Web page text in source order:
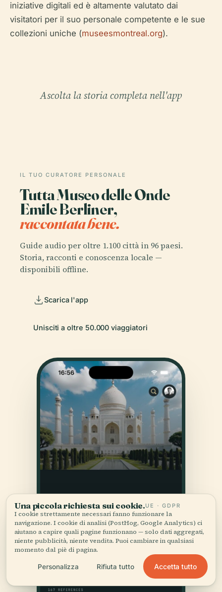
iniziative digitali ed è altamente valutato dai
visitatori per il suo personale competente e le sue
collezioni uniche (museesmontreal.org).
Ascolta la storia completa nell'app
IL TUO CURATORE PERSONALE
Tutta Museo delle Onde
Emile Berliner,
raccontata bene.
Guide audio per oltre 1.100 città in 96 paesi.
Storia, racconti e conoscenza locale —
disponibili offline.
Scarica l'app
Unisciti a oltre 50.000 viaggiatori
Una piccola richiesta sui cookie.UE · GDPR
I cookie strettamente necessari fanno funzionare la
navigazione. I cookie di analisi (PostHog, Google Analytics) ci
aiutano a capire quali pagine funzionano — solo dati aggregati,
niente pubblicità, niente vendita. Puoi cambiare in qualsiasi
momento dal piè di pagina.
Personalizza Rifiuta tutto Accetta tutto